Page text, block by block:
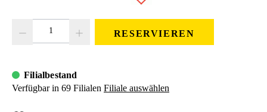
RESERVIEREN
Filialbestand
Verfügbar in 69 Filialen Filiale auswählen